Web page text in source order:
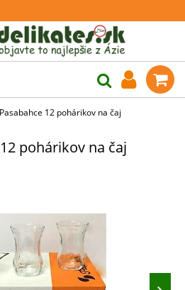
Pasabahce 12 pohárikov na čaj
pohárikov na čaj